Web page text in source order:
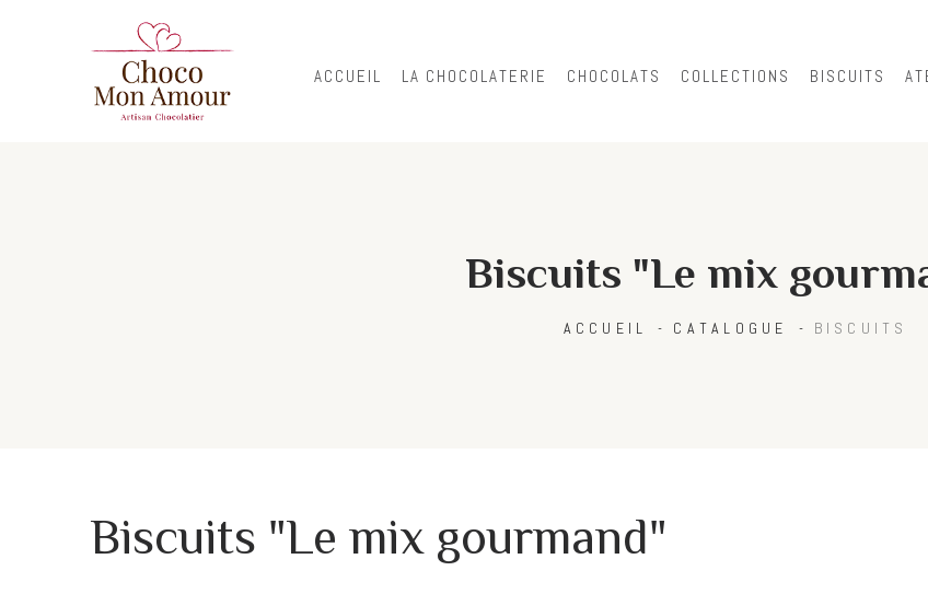
content
ACCUEIL LA CHOCOLATERIE CHOCOLATS COLLECTIONS BISCUITS
Biscuits "Le mix
ACCUEIL CATALOGUE BISCUITS
Biscuits "Le mix gourmand"